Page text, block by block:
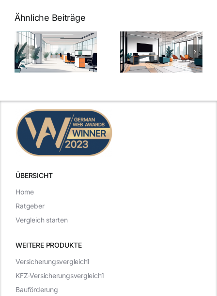
Ähnliche Beiträge
Arbeitgeber-
Zusatzleistungen:
5
inspirierende
Warum
bei
Arbeitgebern
ÜBERSICHT
WEITERE PRODUKTE
Versicherungsvergleich1
KFZ-Versicherungsvergleich1
Bauförderung
Home
Ratgeber
Vergleich starten